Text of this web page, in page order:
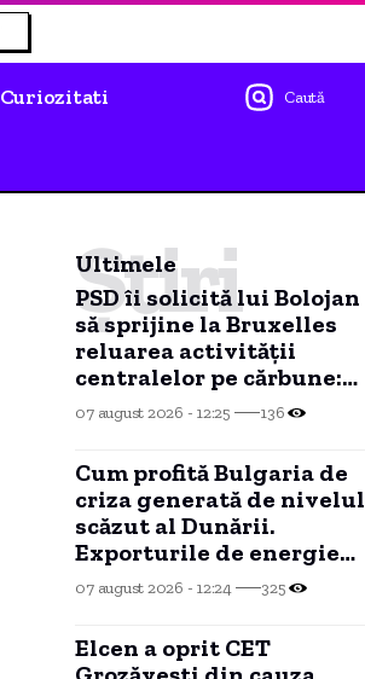
Curiozitati Caută
Ultimele
Știri
PSD îi solicită lui Bolojan
să sprijine la Bruxelles
reluarea activității
centralelor pe cărbune:
„România nu poate fi
lăsată în întuneric”
07 august 2026 - 12:25 136
Cum profită Bulgaria de
criza generată de nivelul
scăzut al Dunării.
Exporturile de energie
au atins niveluri record.
07 august 2026 - 12:24 325
Elcen a oprit CET